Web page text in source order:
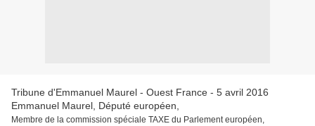
Tribune d'Emmanuel Maurel - Ouest France - 5 avril 2016
Emmanuel Maurel, Député européen,
Membre de la commission spéciale TAXE du Parlement européen,